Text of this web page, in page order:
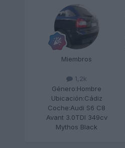
Miembros
1,2k
Género:Hombre
Ubicación:Cádiz
Coche:Audi S6 C8
Avant 3.0TDI 349cv
Mythos Black